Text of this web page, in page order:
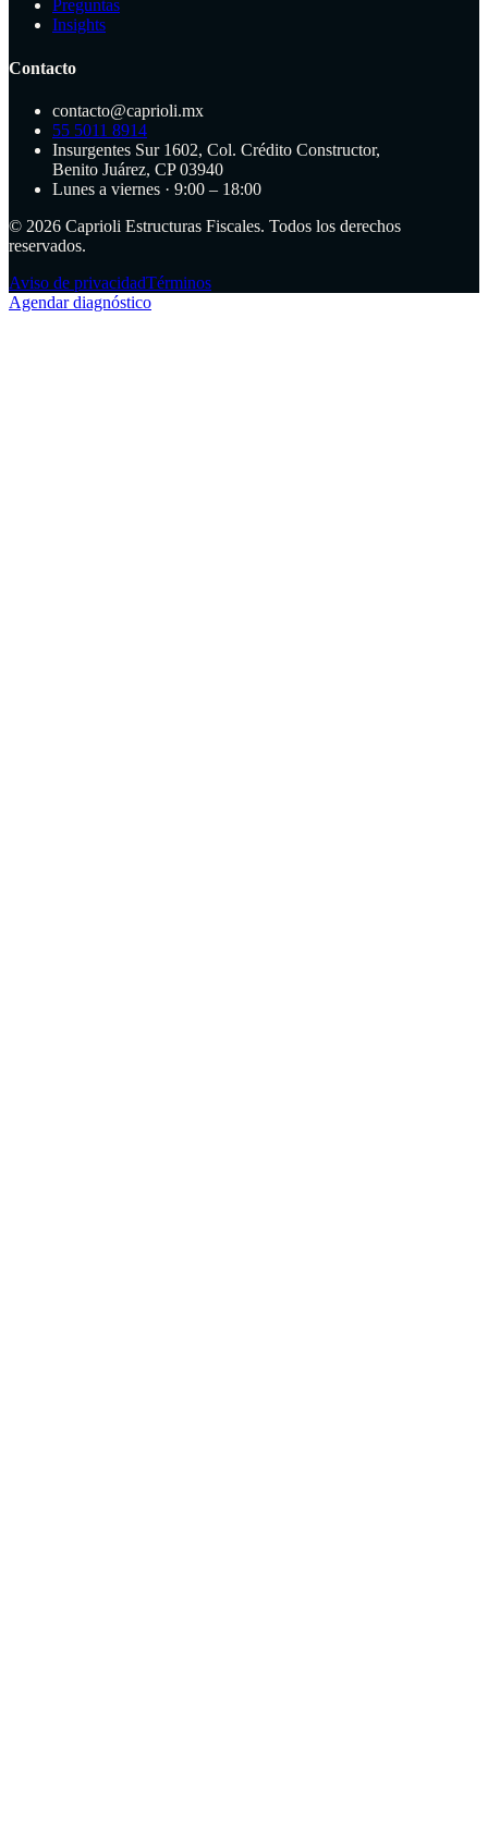
Preguntas
Insights
Contacto
contacto@caprioli.mx
55 5011 8914
Insurgentes Sur 1602, Col. Crédito Constructor,
Benito Juárez, CP 03940
Lunes a viernes · 9:00 – 18:00
© 2026 Caprioli Estructuras Fiscales. Todos los derechos
reservados.
Aviso de privacidadTérminos
Agendar diagnóstico